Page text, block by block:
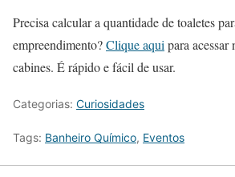
Precisa calcular a quantidade de toaletes
empreendimento?Clique aqui para acessar
cabines. É rápido e fácil de usar.
Categorias: Curiosidades
Tags: Banheiro Químico, Eventos